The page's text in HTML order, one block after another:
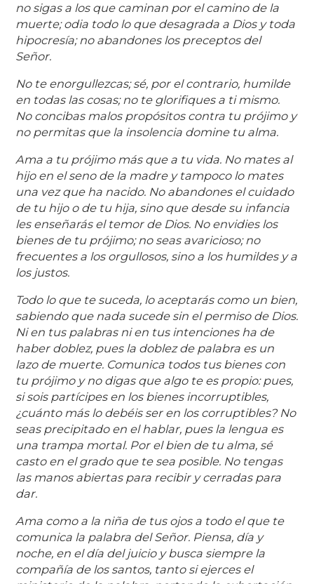
no sigas a los que caminan por el camino de la
muerte; odia todo lo que desagrada a Dios y toda
hipocresía; no abandones los preceptos del
Señor.
No te enorgullezcas; sé, por el contrario, humilde
en todas las cosas; no te glorifiques a ti mismo.
No concibas malos propósitos contra tu prójimo y
no permitas que la insolencia domine tu alma.
Ama a tu prójimo más que a tu vida. No mates al
hijo en el seno de la madre y tampoco lo mates
una vez que ha nacido. No abandones el cuidado
de tu hijo o de tu hija, sino que desde su infancia
les enseñarás el temor de Dios. No envidies los
bienes de tu prójimo; no seas avaricioso; no
frecuentes a los orgullosos, sino a los humildes y a
los justos.
Todo lo que te suceda, lo aceptarás como un bien,
sabiendo que nada sucede sin el permiso de Dios.
Ni en tus palabras ni en tus intenciones ha de
haber doblez, pues la doblez de palabra es un
lazo de muerte. Comunica todos tus bienes con
tu prójimo y no digas que algo te es propio: pues,
si sois partícipes en los bienes incorruptibles,
¿cuánto más lo debéis ser en los corruptibles? No
seas precipitado en el hablar, pues la lengua es
una trampa mortal. Por el bien de tu alma, sé
casto en el grado que te sea posible. No tengas
las manos abiertas para recibir y cerradas para
dar.
Ama como a la niña de tus ojos a todo el que te
comunica la palabra del Señor. Piensa, día y
noche, en el día del juicio y busca siempre la
compañía de los santos, tanto si ejerces el